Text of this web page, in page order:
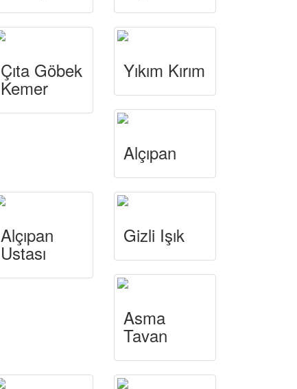
Çıta Göbek
Kemer
Yıkım Kırım
Alçıpan
Alçıpan
Ustası
Gizli Işık
Asma
Tavan